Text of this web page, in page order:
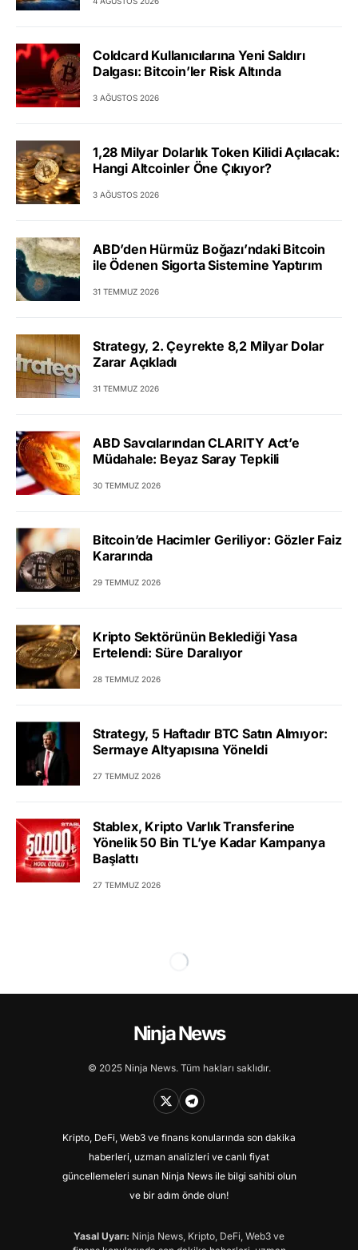
Coldcard Kullanıcılarına Yeni Saldırı
Dalgası: Bitcoin’ler Risk Altında
3 AĞUSTOS 2026
1,28 Milyar Dolarlık Token Kilidi Açılacak:
Hangi Altcoinler Öne Çıkıyor?
3 AĞUSTOS 2026
ABD’den Hürmüz Boğazı’ndaki Bitcoin
ile Ödenen Sigorta Sistemine Yaptırım
31 TEMMUZ 2026
Strategy, 2. Çeyrekte 8,2 Milyar Dolar
Zarar Açıkladı
31 TEMMUZ 2026
ABD Savcılarından CLARITY Act’e
Müdahale: Beyaz Saray Tepkili
30 TEMMUZ 2026
Bitcoin’de Hacimler Geriliyor: Gözler Faiz
Kararında
29 TEMMUZ 2026
Kripto Sektörünün Beklediği Yasa
Ertelendi: Süre Daralıyor
28 TEMMUZ 2026
Strategy, 5 Haftadır BTC Satın Almıyor:
Sermaye Altyapısına Yöneldi
27 TEMMUZ 2026
Stablex, Kripto Varlık Transferine
Yönelik 50 Bin TL’ye Kadar Kampanya
Başlattı
27 TEMMUZ 2026
Ninja News
© 2025 Ninja News. Tüm hakları saklıdır.
Kripto, DeFi, Web3 ve finans konularında son dakika
haberleri, uzman analizleri ve canlı fiyat
güncellemeleri sunan Ninja News ile bilgi sahibi olun
ve bir adım önde olun!
Yasal Uyarı: Ninja News, Kripto, DeFi, Web3 ve